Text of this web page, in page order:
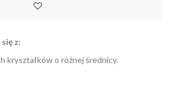
z:
kryształków o różnej średnicy.